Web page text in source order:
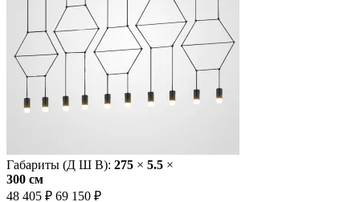
Габариты (Д Ш В): 275 × 5.5 ×
300 cм
48 405 ₽ 69 150 ₽